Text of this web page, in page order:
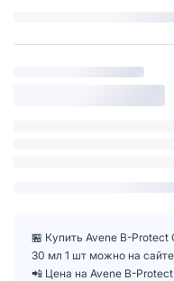
🏪 Купить Avene B-
30 мл 1 шт можно на
📲 Цена на Avene B-